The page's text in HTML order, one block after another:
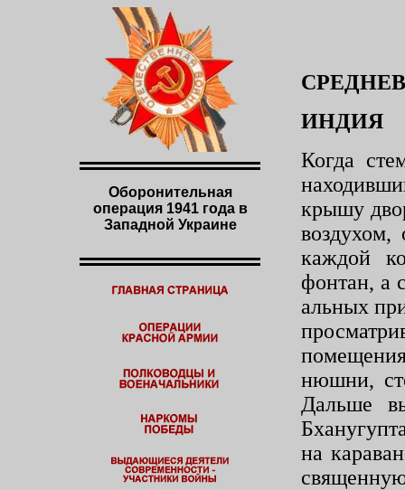
Оборонительная
операция 1941 года в
Западной Украине
ИНДИЯ
Когда
крышу
каждой
фонтан, а
альных
нюшни,
Дальше
на